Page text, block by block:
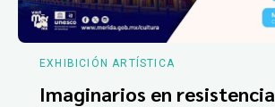
EXHIBICIÓN ARTÍSTICA
Imaginarios en resistencia